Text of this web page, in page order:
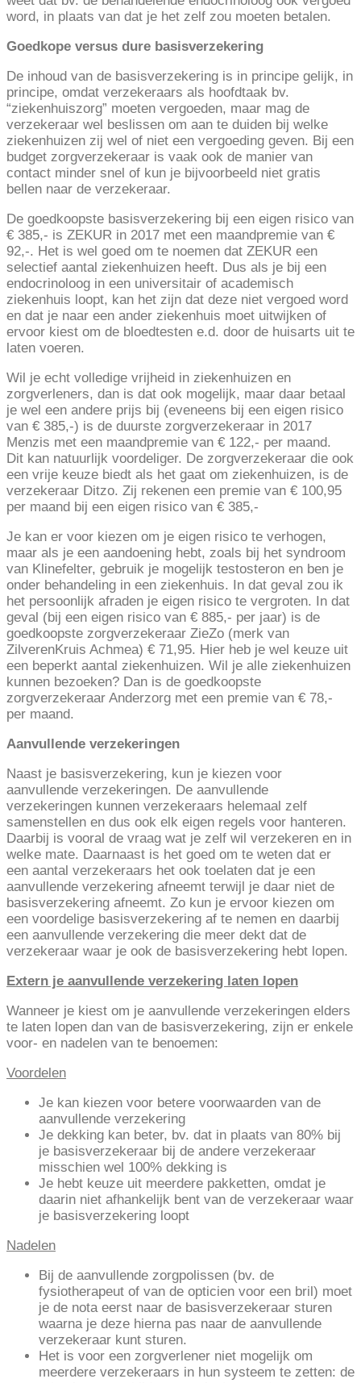
word, in plaats van dat je het zelf zou moeten betalen.
Goedkope versus dure basisverzekering
De inhoud van de basisverzekering is in principe gelijk, in
principe, omdat verzekeraars als hoofdtaak bv.
“ziekenhuiszorg” moeten vergoeden, maar mag de
verzekeraar wel beslissen om aan te duiden bij welke
ziekenhuizen zij wel of niet een vergoeding geven. Bij een
budget zorgverzekeraar is vaak ook de manier van
contact minder snel of kun je bijvoorbeeld niet gratis
bellen naar de verzekeraar.
De goedkoopste basisverzekering bij een eigen risico van
€ 385,- is ZEKUR in 2017 met een maandpremie van €
92,-. Het is wel goed om te noemen dat ZEKUR een
selectief aantal ziekenhuizen heeft. Dus als je bij een
endocrinoloog in een universitair of academisch
ziekenhuis loopt, kan het zijn dat deze niet vergoed word
en dat je naar een ander ziekenhuis moet uitwijken of
ervoor kiest om de bloedtesten e.d. door de huisarts uit te
laten voeren.
Wil je echt volledige vrijheid in ziekenhuizen en
zorgverleners, dan is dat ook mogelijk, maar daar betaal
je wel een andere prijs bij (eveneens bij een eigen risico
van € 385,-) is de duurste zorgverzekeraar in 2017
Menzis met een maandpremie van € 122,- per maand.
Dit kan natuurlijk voordeliger. De zorgverzekeraar die ook
een vrije keuze biedt als het gaat om ziekenhuizen, is de
verzekeraar Ditzo. Zij rekenen een premie van € 100,95
per maand bij een eigen risico van € 385,-
Je kan er voor kiezen om je eigen risico te verhogen,
maar als je een aandoening hebt, zoals bij het syndroom
van Klinefelter, gebruik je mogelijk testosteron en ben je
onder behandeling in een ziekenhuis. In dat geval zou ik
het persoonlijk afraden je eigen risico te vergroten. In dat
geval (bij een eigen risico van € 885,- per jaar) is de
goedkoopste zorgverzekeraar ZieZo (merk van
ZilverenKruis Achmea) € 71,95. Hier heb je wel keuze uit
een beperkt aantal ziekenhuizen. Wil je alle ziekenhuizen
kunnen bezoeken? Dan is de goedkoopste
zorgverzekeraar Anderzorg met een premie van € 78,-
per maand.
Aanvullende verzekeringen
Naast je basisverzekering, kun je kiezen voor
aanvullende verzekeringen. De aanvullende
verzekeringen kunnen verzekeraars helemaal zelf
samenstellen en dus ook elk eigen regels voor hanteren.
Daarbij is vooral de vraag wat je zelf wil verzekeren en in
welke mate. Daarnaast is het goed om te weten dat er
een aantal verzekeraars het ook toelaten dat je een
aanvullende verzekering afneemt terwijl je daar niet de
basisverzekering afneemt. Zo kun je ervoor kiezen om
een voordelige basisverzekering af te nemen en daarbij
een aanvullende verzekering die meer dekt dat de
verzekeraar waar je ook de basisverzekering hebt lopen.
Extern je aanvullende verzekering laten lopen
Wanneer je kiest om je aanvullende verzekeringen elders
te laten lopen dan van de basisverzekering, zijn er enkele
voor- en nadelen van te benoemen:
Voordelen
Je kan kiezen voor betere voorwaarden van de
aanvullende verzekering
Je dekking kan beter, bv. dat in plaats van 80% bij
je basisverzekeraar bij de andere verzekeraar
misschien wel 100% dekking is
Je hebt keuze uit meerdere pakketten, omdat je
daarin niet afhankelijk bent van de verzekeraar waar
je basisverzekering loopt
Nadelen
Bij de aanvullende zorgpolissen (bv. de
fysiotherapeut of van de opticien voor een bril) moet
je de nota eerst naar de basisverzekeraar sturen
waarna je deze hierna pas naar de aanvullende
verzekeraar kunt sturen.
Het is voor een zorgverlener niet mogelijk om
meerdere verzekeraars in hun systeem te zetten: de